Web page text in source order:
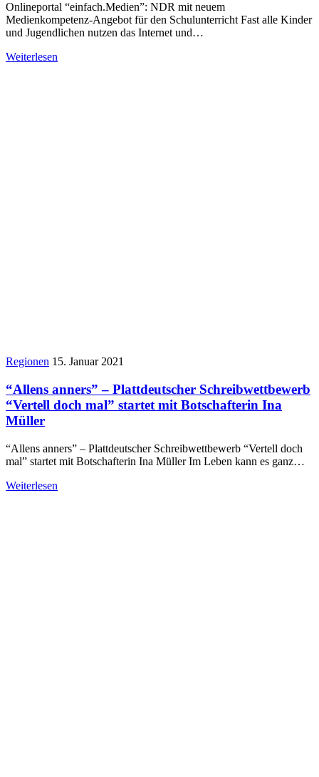
Onlineportal “einfach.Medien”: NDR mit neuem
Medienkompetenz-Angebot für den Schulunterricht Fast alle Kinder
und Jugendlichen nutzen das Internet und…
Weiterlesen
Regionen 15. Januar 2021
“Allens anners” – Plattdeutscher Schreibwettbewerb
“Vertell doch mal” startet mit Botschafterin Ina
Müller
“Allens anners” – Plattdeutscher Schreibwettbewerb “Vertell doch
mal” startet mit Botschafterin Ina Müller Im Leben kann es ganz…
Weiterlesen